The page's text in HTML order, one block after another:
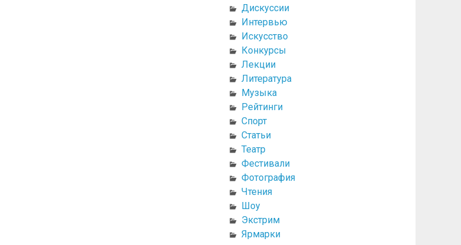
Дискуссии
Интервью
Искусство
Конкурсы
Лекции
Литература
Музыка
Рейтинги
Спорт
Статьи
Театр
Фестивали
Фотография
Чтения
Шоу
Экстрим
Ярмарки